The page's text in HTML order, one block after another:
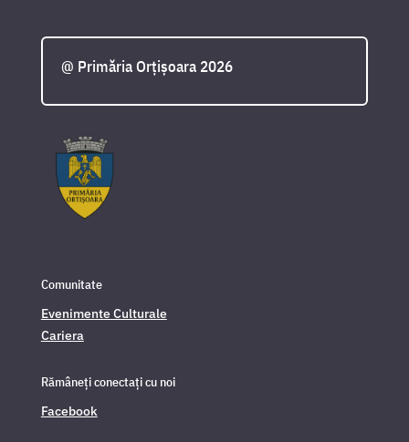
@ Primăria Orțișoara 2026
Comunitate
Evenimente Culturale
Cariera
Rămâneți conectați cu noi
Facebook